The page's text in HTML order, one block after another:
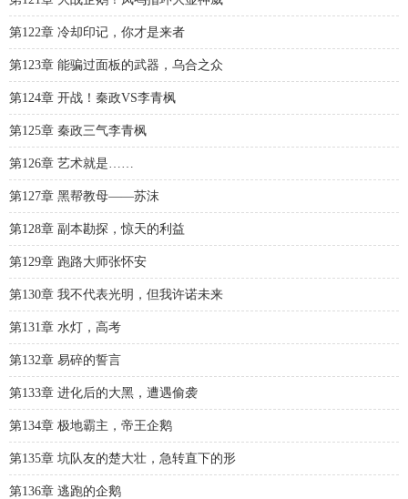
第122章 冷却印记，你才是来者
第123章 能骗过面板的武器，乌合之众
第124章 开战！秦政VS李青枫
第125章 秦政三气李青枫
第126章 艺术就是……
第127章 黑帮教母——苏沫
第128章 副本勘探，惊天的利益
第129章 跑路大师张怀安
第130章 我不代表光明，但我许诺未来
第131章 水灯，高考
第132章 易碎的誓言
第133章 进化后的大黑，遭遇偷袭
第134章 极地霸主，帝王企鹅
第135章 坑队友的楚大壮，急转直下的形
第136章 逃跑的企鹅